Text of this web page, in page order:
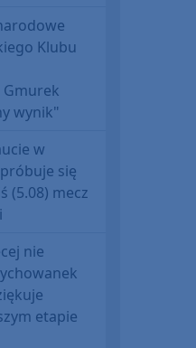
Klubu
Gmurek
wynik"
w
się
(5.08) mecz
nie
etapie